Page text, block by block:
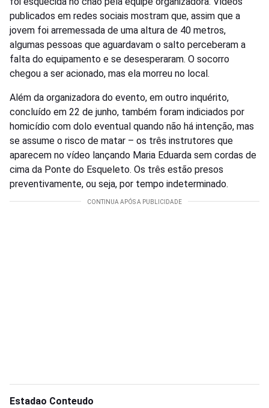
publicados em redes sociais mostram que, assim que a
jovem foi arremessada de uma altura de 40 metros,
algumas pessoas que aguardavam o salto perceberam a
falta do equipamento e se desesperaram. O socorro
chegou a ser acionado, mas ela morreu no local.
Além da organizadora do evento, em outro inquérito,
concluído em 22 de junho, também foram indiciados por
homicídio com dolo eventual quando não há intenção, mas
se assume o risco de matar – os três instrutores que
aparecem no vídeo lançando Maria Eduarda sem cordas de
cima da Ponte do Esqueleto. Os três estão presos
preventivamente, ou seja, por tempo indeterminado.
Estadao Conteudo